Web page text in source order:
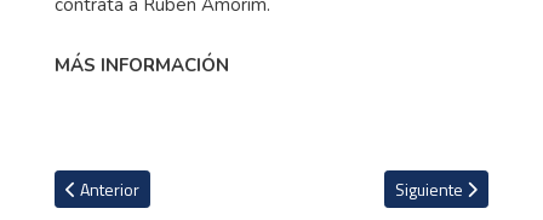
MÁS INFORMACIÓN
Artículo anterior: El gesto obsceno de Cavani ante insultos de
Anterior Artículo siguiente:
Siguiente